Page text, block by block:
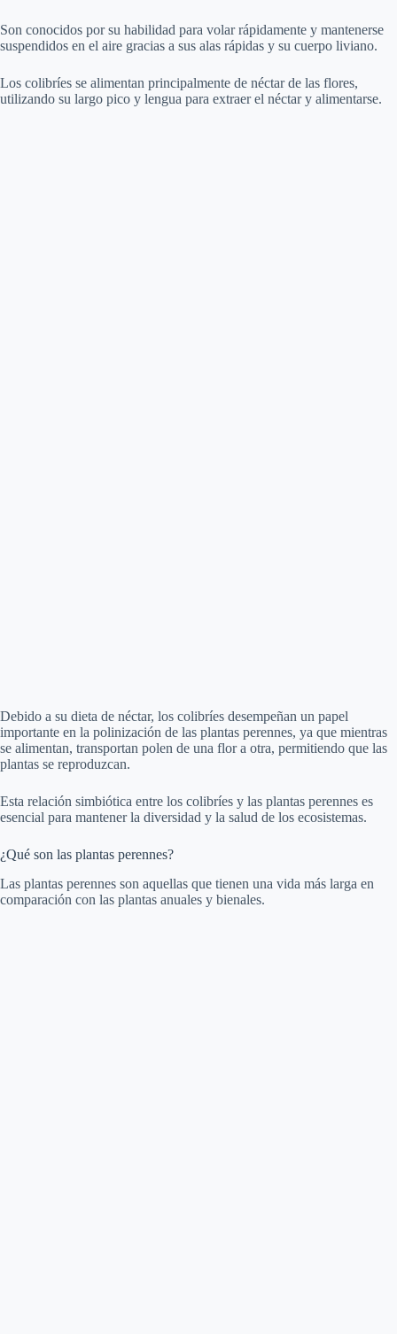
Son conocidos por su habilidad para volar rápidamente y mantenerse
suspendidos en el aire gracias a sus alas rápidas y su cuerpo liviano.
Los colibríes se alimentan principalmente de néctar de las flores,
utilizando su largo pico y lengua para extraer el néctar y alimentarse.
Debido a su dieta de néctar, los colibríes desempeñan un papel
importante en la polinización de las plantas perennes, ya que mientras
se alimentan, transportan polen de una flor a otra, permitiendo que las
plantas se reproduzcan.
Esta relación simbiótica entre los colibríes y las plantas perennes es
esencial para mantener la diversidad y la salud de los ecosistemas.
¿Qué son las plantas perennes?
Las plantas perennes son aquellas que tienen una vida más larga en
comparación con las plantas anuales y bienales.